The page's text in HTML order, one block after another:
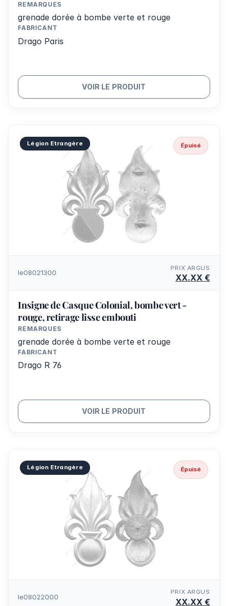
REMARQUES
grenade dorée à bombe verte et rouge
FABRICANT
Drago Paris
VOIR LE PRODUIT
Légion Etrangère Épuisé
le08021300
PRIX ARGUS
XX.XX €
Insigne de Casque Colonial, bombe vert -
rouge, retirage lisse embouti
REMARQUES
grenade dorée à bombe verte et rouge
FABRICANT
Drago R 76
VOIR LE PRODUIT
Légion Etrangère Épuisé
le08022000
PRIX ARGUS
XX.XX €